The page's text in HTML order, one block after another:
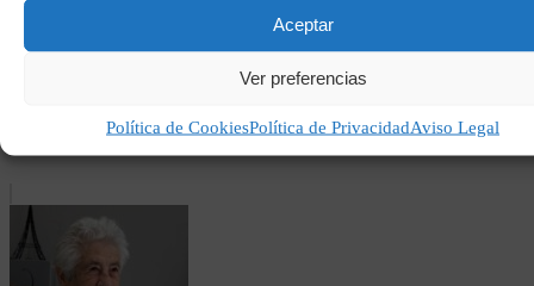
Aceptar
Ver preferencias
Política de CookiesPolítica de PrivacidadAviso Legal